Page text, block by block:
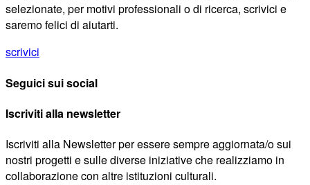
selezionate, per motivi professionali o di ricerca, scrivici e
saremo felici di aiutarti.
scrivici
Seguici sui social
Iscriviti alla newsletter
Iscriviti alla Newsletter per essere sempre aggiornata/o sui
nostri progetti e sulle diverse iniziative che realizziamo in
collaborazione con altre istituzioni culturali.